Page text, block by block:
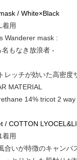
/ White×Black
着用
Wanderer mask :
もなき放浪者 -
レッチが効いた高密度
MATERIAL
14% tricot 2 way
/ COTTON
着用
合いが特徴のキャンバ